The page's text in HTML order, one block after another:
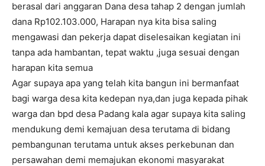
berasal dari anggaran Dana desa tahap 2 dengan jumlah
dana Rp102.103.000, Harapan nya kita bisa saling
mengawasi dan pekerja dapat diselesaikan kegiatan ini
tanpa ada hambantan, tepat waktu ,juga sesuai dengan
harapan kita semua
Agar supaya apa yang telah kita bangun ini bermanfaat
bagi warga desa kita kedepan nya,dan juga kepada pihak
warga dan bpd desa Padang kala agar supaya kita saling
mendukung demi kemajuan desa terutama di bidang
pembangunan terutama untuk akses perkebunan dan
persawahan demi memajukan ekonomi masyarakat